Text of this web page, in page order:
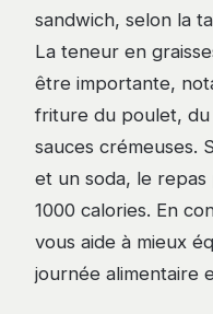
sandwich, selon la
La teneur en
être importante,
friture du poulet,
sauces crémeuses.
et un soda, le
1000 calories. En
vous aide à mieux
journée alimentaire